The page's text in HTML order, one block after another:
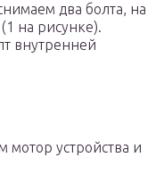
два болта, на
на рисунке).
внутренней
устройства и